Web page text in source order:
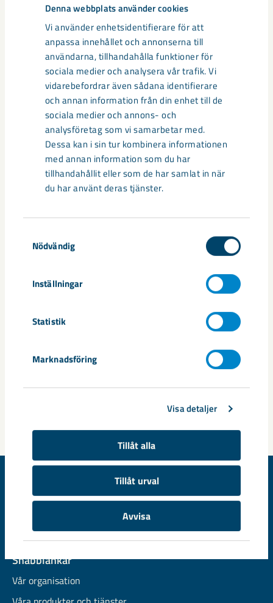
Denna webbplats använder cookies
Vi använder enhetsidentifierare för att
anpassa innehållet och annonserna till
användarna, tillhandahålla funktioner för
sociala medier och analysera vår trafik. Vi
vidarebefordrar även sådana identifierare
och annan information från din enhet till de
sociala medier och annons- och
analysföretag som vi samarbetar med.
Dessa kan i sin tur kombinera informationen
med annan information som du har
tillhandahållit eller som de har samlat in när
du har använt deras tjänster.
Nödvändig
Inställningar
Statistik
Marknadsföring
Visa detaljer
Tillåt alla
Tillåt urval
Avvisa
Vi vill gärna träffa er som bor i Koskullskulle och
samtidigt visa upp vår nya lokal. Kom förbi och
njut av glögg, pepparkakor och trevligt sällskap.
Under kvällen berättar vi mer om vad den nya lokalen
kommer att användas till och vad som händer inne på
industriområdet. Det här är också en möjlighet att ställa
frågor direkt till några från ledningsgruppen här i LKAB
Malmberget.
Utbildningslokalen mittemot FoU-stationen, LKAB
2 december
Ta med grannen, kom som du är. Vi ser fram emot att träffa
Ingen anmälan behövs.
Taggar
© LKAB, Box 952, SE-971 28 Luleå, Sweden
Tel 0771-760 000, e-postinfo@lkab.com
Snabblänkar
Vår organisation